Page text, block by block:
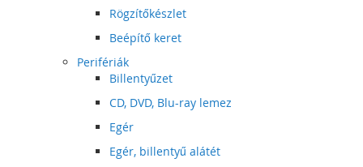
Rögzítőkészlet
Beépítő keret
Perifériák
Billentyűzet
CD, DVD, Blu-ray lemez
Egér
Egér, billentyű alátét